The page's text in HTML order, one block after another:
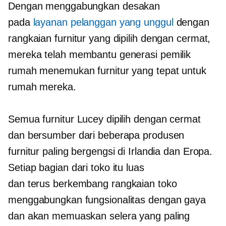
Dengan menggabungkan desakan
pada layanan pelanggan yang unggul dengan
rangkaian furnitur yang dipilih dengan cermat,
mereka telah membantu generasi pemilik
rumah menemukan furnitur yang tepat untuk
rumah mereka.
Semua furnitur Lucey dipilih dengan cermat
dan bersumber dari beberapa produsen
furnitur paling bergengsi di Irlandia dan Eropa.
Setiap bagian dari toko itu luas
dan terus berkembang rangkaian toko
menggabungkan fungsionalitas dengan gaya
dan akan memuaskan selera yang paling